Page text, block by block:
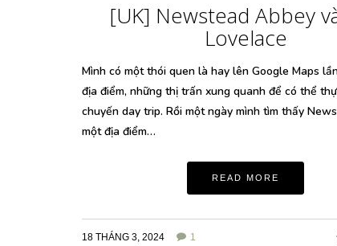
[UK] Newstead Abbey
Lovelace
Mình có một thói quen là hay lên Google Maps
địa điểm, những thị trấn xung quanh để có thể
chuyến day trip. Rồi một ngày mình tìm thấy
một địa điểm…
READ MORE
18 THÁNG 3, 2024 1